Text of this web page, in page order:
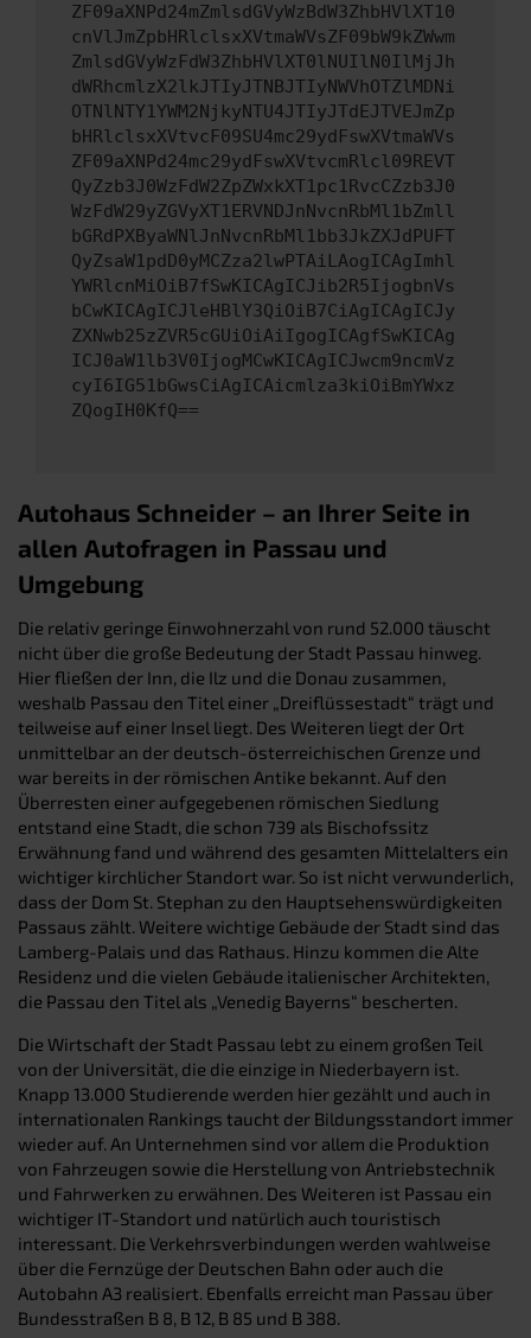
ZF09aXNPd24mZmlsdGVyWzBdW3ZhbHVlXT10
cnVlJmZpbHRlclsxXVtmaWVsZF09bW9kZWwm
ZmlsdGVyWzFdW3ZhbHVlXT0lNUIlN0IlMjJh
dWRhcmlzX2lkJTIyJTNBJTIyNWVhOTZlMDNi
OTNlNTY1YWM2NjkyNTU4JTIyJTdEJTVEJmZp
bHRlclsxXVtvcF09SU4mc29ydFswXVtmaWVs
ZF09aXNPd24mc29ydFswXVtvcmRlcl09REVT
QyZzb3J0WzFdW2ZpZWxkXT1pc1RvcCZzb3J0
WzFdW29yZGVyXT1ERVNDJnNvcnRbMl1bZmll
bGRdPXByaWNlJnNvcnRbMl1bb3JkZXJdPUFT
QyZsaW1pdD0yMCZza2lwPTAiLAogICAgImhl
YWRlcnMiOiB7fSwKICAgICJib2R5IjogbnVs
bCwKICAgICJleHBlY3QiOiB7CiAgICAgICJy
ZXNwb25zZVR5cGUiOiAiIgogICAgfSwKICAg
ICJ0aW1lb3V0IjogMCwKICAgICJwcm9ncmVz
cyI6IG51bGwsCiAgICAicmlza3kiOiBmYWxz
ZQogIH0KfQ==
Autohaus Schneider – an Ihrer Seite in
allen Autofragen in Passau und
Umgebung
Die relativ geringe Einwohnerzahl von rund 52.000 täuscht
nicht über die große Bedeutung der Stadt Passau hinweg.
Hier fließen der Inn, die Ilz und die Donau zusammen,
weshalb Passau den Titel einer „Dreiflüssestadt“ trägt und
teilweise auf einer Insel liegt. Des Weiteren liegt der Ort
unmittelbar an der deutsch-österreichischen Grenze und
war bereits in der römischen Antike bekannt. Auf den
Überresten einer aufgegebenen römischen Siedlung
entstand eine Stadt, die schon 739 als Bischofssitz
Erwähnung fand und während des gesamten Mittelalters ein
wichtiger kirchlicher Standort war. So ist nicht verwunderlich,
dass der Dom St. Stephan zu den Hauptsehenswürdigkeiten
Passaus zählt. Weitere wichtige Gebäude der Stadt sind das
Lamberg-Palais und das Rathaus. Hinzu kommen die Alte
Residenz und die vielen Gebäude italienischer Architekten,
die Passau den Titel als „Venedig Bayerns“ bescherten.
Die Wirtschaft der Stadt Passau lebt zu einem großen Teil
von der Universität, die die einzige in Niederbayern ist.
Knapp 13.000 Studierende werden hier gezählt und auch in
internationalen Rankings taucht der Bildungsstandort immer
wieder auf. An Unternehmen sind vor allem die Produktion
von Fahrzeugen sowie die Herstellung von Antriebstechnik
und Fahrwerken zu erwähnen. Des Weiteren ist Passau ein
wichtiger IT-Standort und natürlich auch touristisch
interessant. Die Verkehrsverbindungen werden wahlweise
über die Fernzüge der Deutschen Bahn oder auch die
Autobahn A3 realisiert. Ebenfalls erreicht man Passau über
Bundesstraßen B 8, B 12, B 85 und B 388.